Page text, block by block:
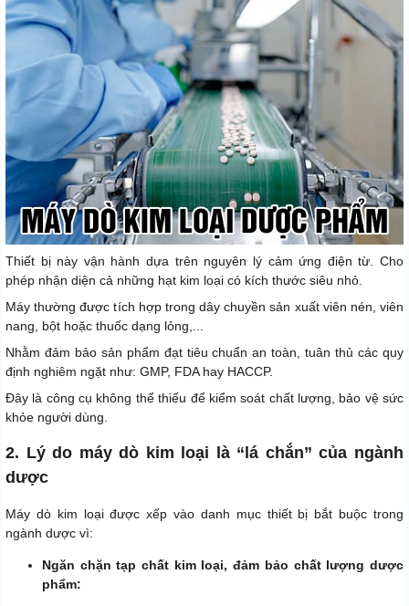
Thiết bị này vận hành dựa trên nguyên lý cảm ứng điện từ. Cho
phép nhận diện cả những hạt kim loại có kích thước siêu nhỏ.
Máy thường được tích hợp trong dây chuyền sản xuất viên nén, viên
nang, bột hoặc thuốc dạng lỏng,...
Nhằm đảm bảo sản phẩm đạt tiêu chuẩn an toàn, tuân thủ các quy
định nghiêm ngặt như: GMP, FDA hay HACCP.
Đây là công cụ không thể thiếu để kiểm soát chất lượng, bảo vệ sức
khỏe người dùng.
2. Lý do máy dò kim loại là “lá chắn” của ngành
dược
Máy dò kim loại được xếp vào danh mục thiết bị bắt buộc trong
ngành dược vì:
Ngăn chặn tạp chất kim loại, đảm bảo chất lượng dược
phẩm: